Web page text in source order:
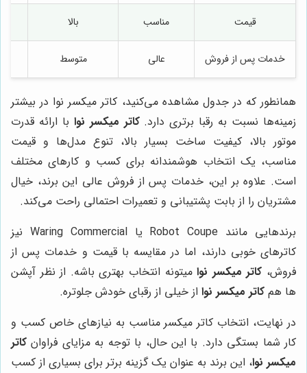
قیمت مناسب بالا
خدمات پس از فروش عالی متوسط
همانطور که در جدول مشاهده می‌کنید، کاتر میکسر نوا در بیشتر
زمینه‌ها نسبت به رقبا برتری دارد.کاتر میکسر نوا با ارائه قدرت
موتور بالا، کیفیت ساخت بسیار بالا، تنوع مدل‌ها و قیمت
مناسب، یک انتخاب هوشمندانه برای کسب و کارهای مختلف
است. علاوه بر این، خدمات پس از فروش عالی این برند، خیال
مشتریان را از بابت پشتیبانی و تعمیرات احتمالی راحت می‌کند.
برندهایی مانند Robot Coupe یا Waring Commercial نیز
کاترهای خوبی دارند، اما در مقایسه با قیمت و خدمات پس از
فروش، کاتر میکسر نوامیتونه انتخاب بهتری باشه. از نظر آپشن
ها هم کاتر میکسر نوا از خیلی از رقبای خودش جلوتره.
در نهایت، انتخاب کاتر میکسر مناسب به نیازهای خاص کسب و
کار شما بستگی دارد. با این حال، با توجه به مزایای فراوان کاتر
میکسر نوا، این برند به عنوان یک گزینه برتر برای بسیاری از کسب